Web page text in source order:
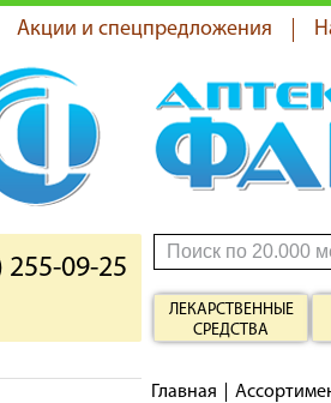
Акции и спецпредложения
255-09-25
ЛЕКАРСТВЕННЫЕ
СРЕДСТВА
Главная